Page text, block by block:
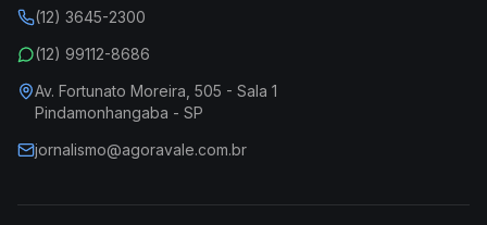
(12) 3645-2300
(12) 99112-8686
Av. Fortunato Moreira, 505 - Sala 1
Pindamonhangaba - SP
jornalismo@agoravale.com.br